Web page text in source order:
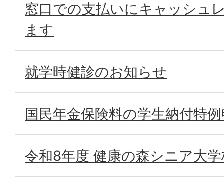
窓口での支払いにキャッシュ
ます
就学時健診のお知らせ
国民年金保険料の学生納付特
令和8年度 健康の森シニア大